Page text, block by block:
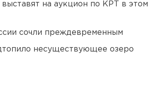
на аукцион по КРТ в этом
сочли преждевременным
несуществующее озеро